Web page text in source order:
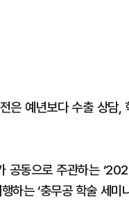
은 예년보다 수출 상담
동으로 주관하는
하는 ‘충무공 학술 세